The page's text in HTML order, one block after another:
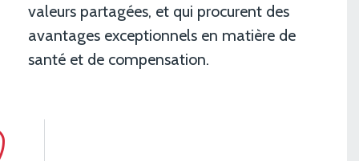
valeurs partagées, et qui procurent des
avantages exceptionnels en matière de
santé et de compensation.